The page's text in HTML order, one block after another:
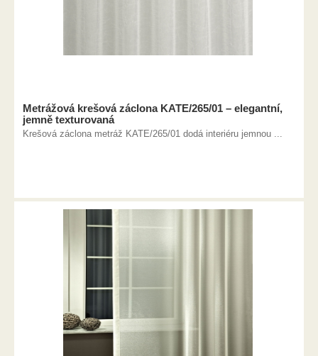
Metrážová krešová záclona KATE/265/01 – elegantní,
jemně texturovaná
Krešová záclona metráž KATE/265/01 dodá interiéru jemnou ...